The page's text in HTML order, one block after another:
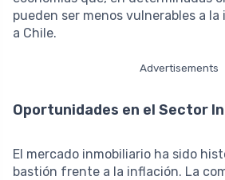
pueden ser menos vulnerables a
a Chile.
Advertisements
Oportunidades en el Sector
El mercado inmobiliario ha sido
bastión frente a la inflación. La